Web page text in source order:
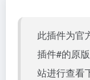
此插件为官
插件#的原
站进行查看